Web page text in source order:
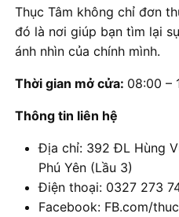
Thục Tâm không chỉ đơn
đó là nơi giúp bạn tìm lại
ánh nhìn của chính mình.
Thời gian mở cửa: 08:00 –
Thông tin liên hệ
Địa chỉ: 392 ĐL Hùng
Phú Yên (Lầu 3)
Điện thoại: 0327 273
Facebook: FB.com/